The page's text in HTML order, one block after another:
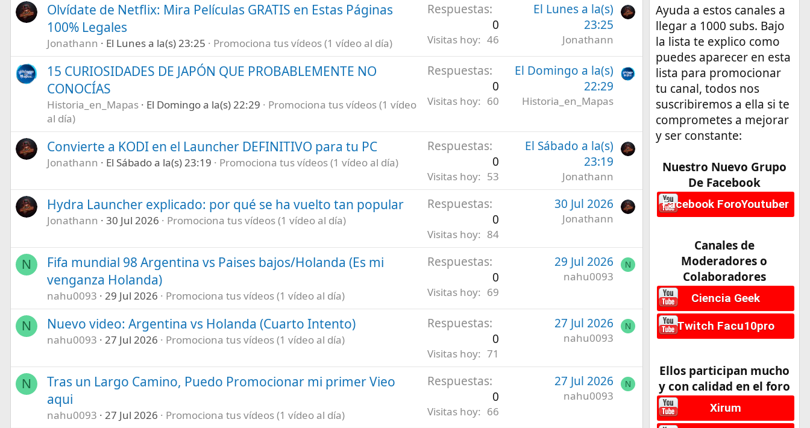
Olvídate de Netflix: Mira Películas GRATIS en Estas Páginas
100% Legales
Jonathann El Lunes a la(s) 23:25 Promociona tus vídeos (1 vídeo al día)
Respuestas
0
Visitas hoy 46
El Lunes a la(s)
23:25
Jonathann
15 CURIOSIDADES DE JAPÓN QUE PROBABLEMENTE NO
CONOCÍAS
Historia_en_Mapas El Domingo a la(s) 22:29
Promociona tus vídeos (1 vídeo
al día)
Respuestas
0
Visitas hoy 60
El Domingo a la(s)
22:29
Historia_en_Mapas
Convierte a KODI en el Launcher DEFINITIVO para tu PC
Jonathann El Sábado a la(s) 23:19 Promociona tus vídeos (1 vídeo al día)
Respuestas
0
Visitas hoy 53
El Sábado a la(s)
23:19
Jonathann
Hydra Launcher explicado: por qué se ha vuelto tan popular
Jonathann 30 Jul 2026 Promociona tus vídeos (1 vídeo al día)
Respuestas
0
Visitas hoy 84
30 Jul 2026
Jonathann
N
Fifa mundial 98 Argentina vs Paises bajos/Holanda (Es mi
venganza Holanda)
nahu0093 29 Jul 2026 Promociona tus vídeos (1 vídeo al día)
Respuestas
0
Visitas hoy 69
29 Jul 2026
nahu0093
N
N Nuevo video: Argentina vs Holanda (Cuarto Intento)
nahu0093 27 Jul 2026 Promociona tus vídeos (1 vídeo al día)
Respuestas
0
Visitas hoy 71
27 Jul 2026
nahu0093
N
N
Tras un Largo Camino, Puedo Promocionar mi primer Vieo
aqui
nahu0093 27 Jul 2026 Promociona tus vídeos (1 vídeo al día)
Respuestas
0
Visitas hoy 66
27 Jul 2026
nahu0093
N
Ayuda a estos canales a
llegar a 1000 subs. Bajo
la lista te explico como
puedes aparecer en esta
lista para promocionar
tu canal, todos nos
suscribiremos a ella si te
comprometes a mejorar
y ser constante:
Nuestro Nuevo Grupo
De Facebook
Facebook ForoYoutuber
Canales de
Moderadores o
Colaboradores
Ciencia Geek
Twitch Facu10pro
Ellos participan mucho
y con calidad en el foro
Xirum